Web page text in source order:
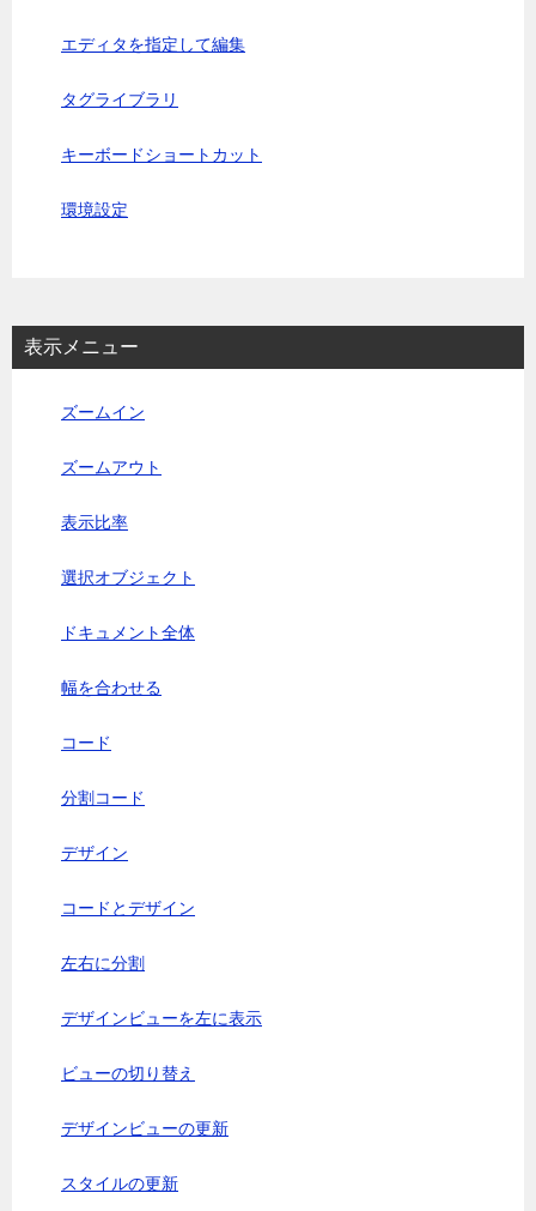
エディタを指定して編集
タグライブラリ
キーボードショートカット
環境設定
表示メニュー
ズームイン
ズームアウト
表示比率
選択オブジェクト
ドキュメント全体
幅を合わせる
コード
分割コード
デザイン
コードとデザイン
左右に分割
デザインビューを左に表示
ビューの切り替え
デザインビューの更新
スタイルの更新